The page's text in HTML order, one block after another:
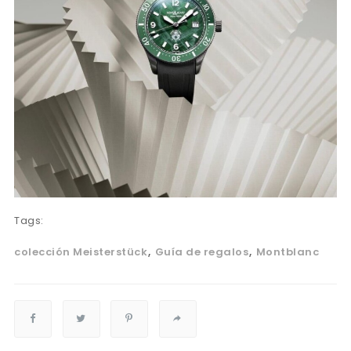
Tags:
colección Meisterstück Guía de regalos Montblanc